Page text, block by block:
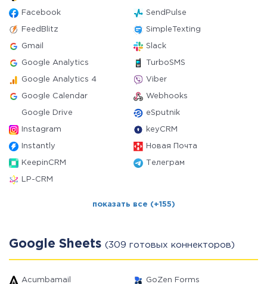
Facebook SendPulse
FeedBlitz SimpleTexting
Gmail Slack
Google Analytics TurboSMS
Google Analytics 4 Viber
Google Calendar Webhooks
Google Drive eSputnik
Instagram keyCRM
Instantly Новая Почта
KeepinCRM Телеграм
LP-CRM
показать все (+155)
Google Sheets (309 готовых коннекторов)
Acumbamail GoZen Forms